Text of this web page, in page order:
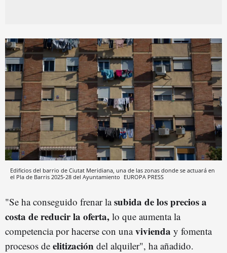
Edificios del barrio de Ciutat Meridiana, una de las zonas donde se actuará en
el Pla de Barris 2025-28 del Ayuntamiento EUROPA PRESS
"Se ha conseguido frenar lasubida de los precios a
costa de reducir la oferta, lo que aumenta la
competencia por hacerse con unavivienda y fomenta
procesos de elitización del alquiler", ha añadido.